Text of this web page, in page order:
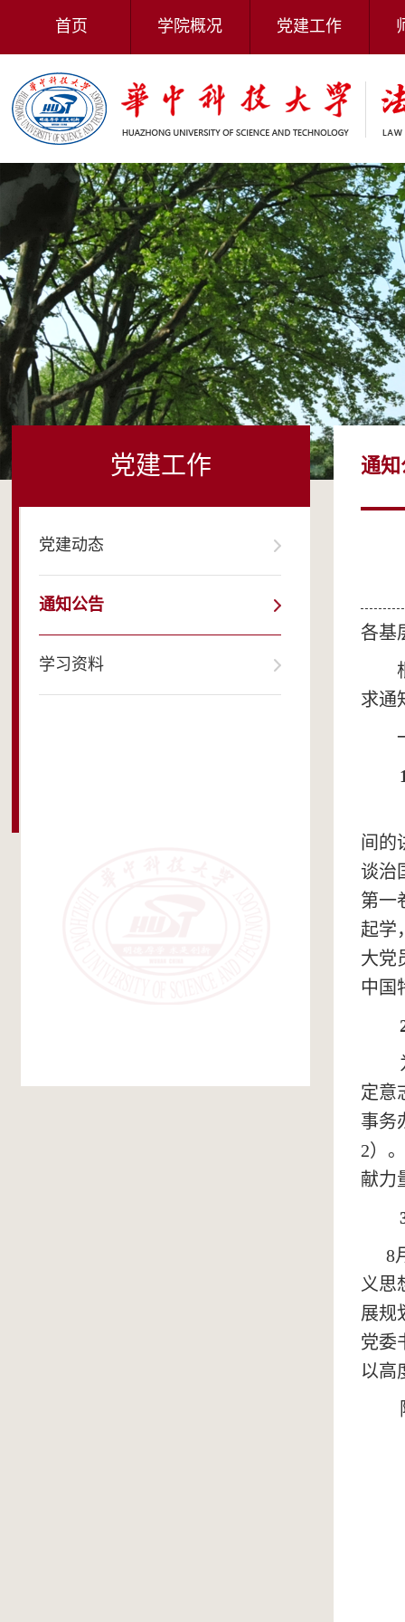
首页 学院概况 党建工作
党建工作
党建动态
通知公告
学习资料
通
各基
求通
间的
谈治
第一
起学
大党
中国
定意
事务
2）
献力
8
义思
展规
党委
以高